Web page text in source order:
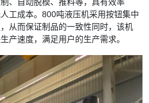
工成本。800吨液压机采用按钮集中
从而保证制品的一致性同时，该机
产速度，满足用户的生产需求。